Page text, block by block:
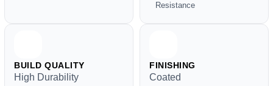
Resistance
BUILD QUALITY
High Durability
FINISHING
Coated